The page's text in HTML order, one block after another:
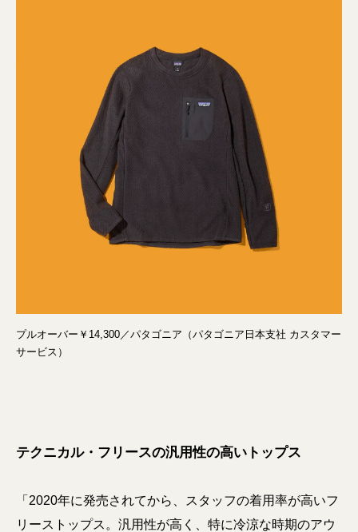
プルオーバー￥14,300／パタゴニア（パタゴニア日本支社 カスタマー
サービス）
テクニカル・フリースの汎用性の高いトップス
「2020年に発売されてから、スタッフの着用率が高いフ
リーストップス。汎用性が高く、特に冷涼な時期のアウ